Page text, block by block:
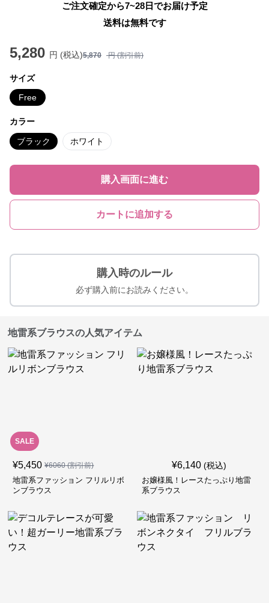
ご注文確定から7~28日でお届け予定
送料は無料です
5,280 円 (税込)5,870 円 (割引前)
サイズ
Free
カラー
ブラック ホワイト
購入画面に進む
カートに追加する
購入時のルール
必ず購入前にお読みください。
地雷系ブラウスの人気アイテム
SALE
¥5,450 ¥6060(割引前)
地雷系ファッション フリルリボ
ンブラウス
¥6,140 (税込)
お嬢様風！レースたっぷり地雷
系ブラウス